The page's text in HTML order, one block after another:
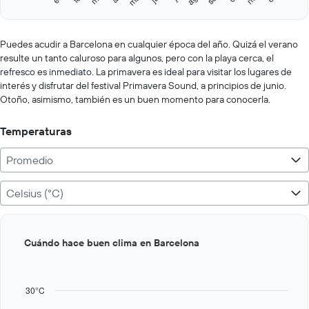
values.
Range:
0
to
400.
interactive
Puedes acudir a Barcelona en cualquier época del año. Quizá el verano
resulte un tanto caluroso para algunos, pero con la playa cerca, el
refresco es inmediato. La primavera es ideal para visitar los lugares de
interés y disfrutar del festival Primavera Sound, a principios de junio.
Otoño, asimismo, también es un buen momento para conocerla.
Temperaturas
Promedio
Celsius (°C)
graphic.
30°C
Cuándo hace buen clima en Barcelona